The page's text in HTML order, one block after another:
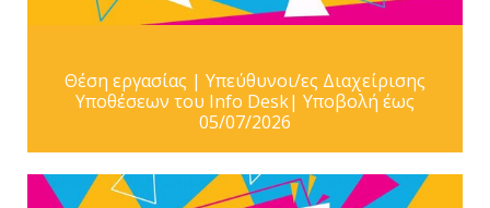
Θέση εργασίας | Υπεύθυνοι/ες Διαχείρισης
Υποθέσεων του Info Desk| Υποβολή έως
05/07/2026